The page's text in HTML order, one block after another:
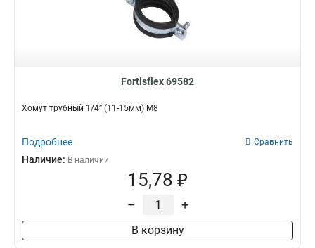
Fortisflex 69582
Хомут трубный 1/4” (11-15мм) М8
Подробнее Сравнить
Наличие: В наличии
15,78 ₽
– +
В корзину